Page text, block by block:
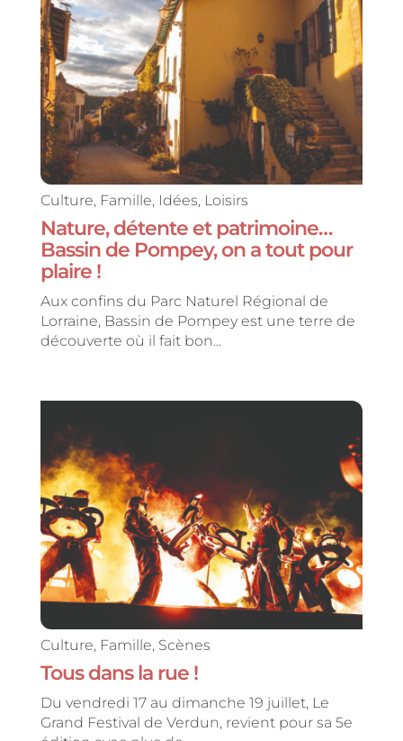
Culture, Famille, Idées, Loisirs
Nature, détente et patrimoine…
Bassin de Pompey, on a tout pour
plaire !
Aux confins du Parc Naturel Régional de
Lorraine, Bassin de Pompey est une terre de
découverte où il fait bon...
Culture, Famille, Scènes
Tous dans la rue !
Du vendredi 17 au dimanche 19 juillet, Le
Grand Festival de Verdun, revient pour sa 5e